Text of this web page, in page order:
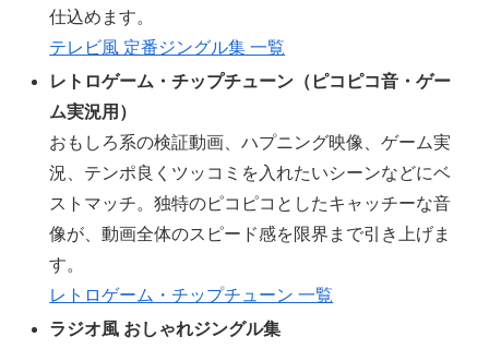
仕込めます。
テレビ風 定番ジングル集 一覧
レトロゲーム・チップチューン（ピコピコ音・ゲー
ム実況用）
おもしろ系の検証動画、ハプニング映像、ゲーム実
況、テンポ良くツッコミを入れたいシーンなどにベ
ストマッチ。独特のピコピコとしたキャッチーな音
像が、動画全体のスピード感を限界まで引き上げま
す。
レトロゲーム・チップチューン 一覧
ラジオ風 おしゃれジングル集